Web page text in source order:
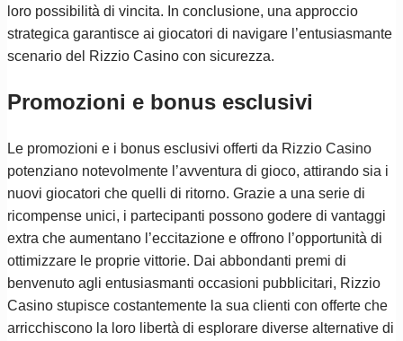
loro possibilità di vincita. In conclusione, una approccio
strategica garantisce ai giocatori di navigare l’entusiasmante
scenario del Rizzio Casino con sicurezza.
Promozioni e bonus esclusivi
Le promozioni e i bonus esclusivi offerti da Rizzio Casino
potenziano notevolmente l’avventura di gioco, attirando sia i
nuovi giocatori che quelli di ritorno. Grazie a una serie di
ricompense unici, i partecipanti possono godere di vantaggi
extra che aumentano l’eccitazione e offrono l’opportunità di
ottimizzare le proprie vittorie. Dai abbondanti premi di
benvenuto agli entusiasmanti occasioni pubblicitari, Rizzio
Casino stupisce costantemente la sua clienti con offerte che
arricchiscono la loro libertà di esplorare diverse alternative di